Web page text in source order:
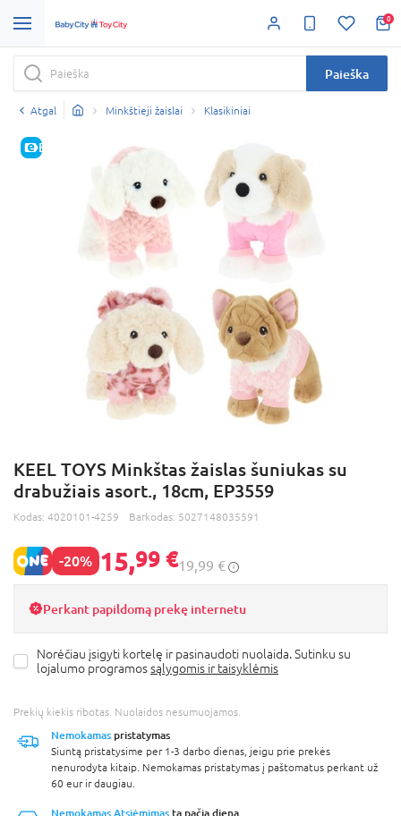
0
Paieška
Atgal Minkštieji žaislai Klasikiniai
E-KAINA
KEEL TOYS Minkštas žaislas šuniukas su
drabužiais asort., 18cm, EP3559
Kodas: 4020101-4259 Barkodas: 5027148035591
-20% 15,99 €19,99 €
Perkant papildomą prekę internetu
Norėčiau įsigyti kortelę ir pasinaudoti nuolaida. Sutinku su
lojalumo programossąlygomis ir taisyklėmis
Prekių kiekis ribotas. Nuolaidos nesumuojamos.
Nemokamas pristatymas
Siuntą pristatysime per 1-3 darbo dienas, jeigu prie prekės
nenurodyta kitaip. Nemokamas pristatymas į paštomatus perkant už
60 eur ir daugiau.
Nemokamas Atsiėmimas tą pačią dieną.